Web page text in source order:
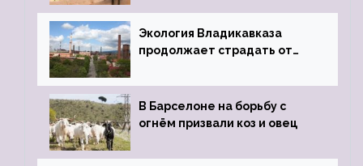
Экология Владикавказа
продолжает страдать от
В Барселоне на борьбу с
огнём призвали коз и овец